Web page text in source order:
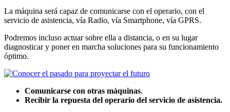
La máquina será capaz de comunicarse con el operario, con el
servicio de asistencia, vía Radio, vía Smartphone, vía GPRS.
Podremos incluso actuar sobre ella a distancia, o en su lugar
diagnosticar y poner en marcha soluciones para su funcionamiento
óptimo.
Comunicarse con otras máquinas.
Recibir la repuesta del operario del servicio de asistencia.